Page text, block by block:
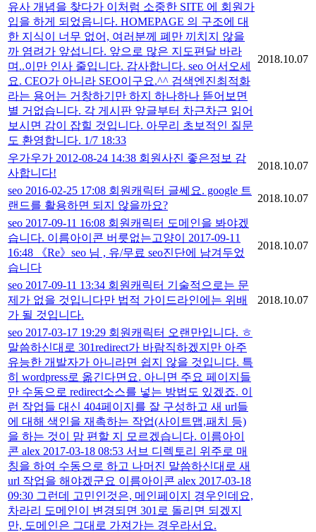
유사 개념을 찾다가 이처럼 소중한 SITE 에 회원가
입을 하게 되었읍니다. HOMEPAGE 의 구조에 대
한 지식이 너무 없어, 여러분께 폐만 끼치지 않을
까 염려가 앞섭니다. 앞으로 많은 지도편달 바라
며..이만 인사 줄입니다. 감사합니다. seo 어서오세
요. CEO가 아니라 SEO이구요.^^ 검색엔진최적화
라는 용어는 거창하기만 하지 하나하나 뜯어보면
별 거없습니다. 각 게시판 앞글부터 차근차근 읽어
보시면 감이 잡힐 것입니다. 아무리 초보적인 질문
도 환영합니다. 1/7 18:33
2018.10.07
우가우가 2012-08-24 14:38 회원사진 좋은정보 감
사합니다!
2018.10.07
seo 2016-02-25 17:08 회원캐릭터 글쎄요. google 트
랜드를 활용하면 되지 않을까요?
2018.10.07
seo 2017-09-11 16:08 회원캐릭터 도메인을 봐야겠
습니다. 이름아이콘 버릇없는고양이 2017-09-11
16:48 《Re》seo 님 , 유/무료 seo진단에 남겨두었
습니다
2018.10.07
seo 2017-09-11 13:34 회원캐릭터 기술적으로는 문
제가 없을 것입니다만 법적 가이드라인에는 위배
가 될 것입니다.
2018.10.07
seo 2017-03-17 19:29 회원캐릭터 오랜만입니다. ㅎ
말씀하신대로 301redirect가 바람직하겠지만 아주
유능한 개발자가 아니라면 쉽지 않을 것입니다. 특
히 wordpress로 옮긴다면요. 아니면 주요 페이지들
만 수동으로 redirect소스를 넣는 방법도 있겠죠. 이
런 작업들 대신 404페이지를 잘 구성하고 새 url들
에 대해 색인을 재촉하는 작업(사이트맵,패치 등)
을 하는 것이 맘 편할 지 모르겠습니다. 이름아이
콘 alex 2017-03-18 08:53 서브 디렉토리 위주로 매
칭을 하여 수동으로 하고 나머진 말씀하신대로 새
url 작업을 해야겠군요 이름아이콘 alex 2017-03-18
09:30 그런데 고민인것은, 메인페이지 경우인데요,
차라리 도메인이 변경되면 301로 돌리면 되겠지
만, 도메인은 그대로 가져가는 경우라서요.